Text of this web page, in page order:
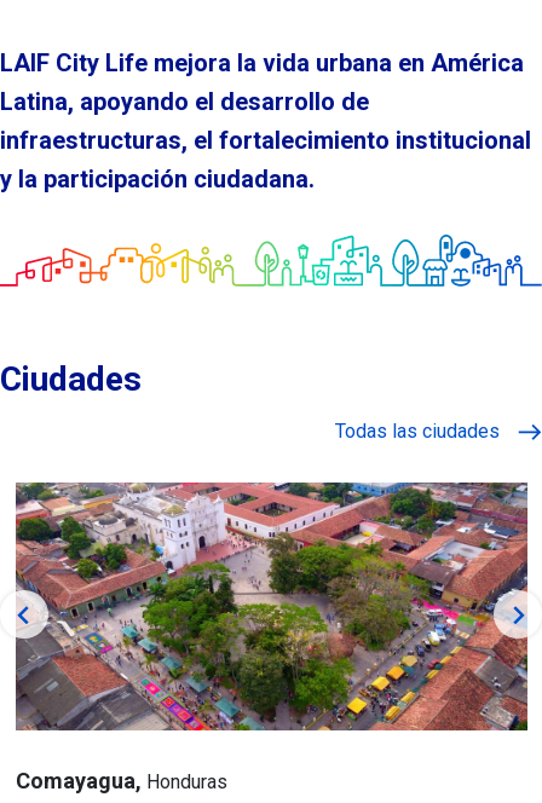
LAIF City Life mejora la vida urbana en América
Latina, apoyando el desarrollo de
infraestructuras, el fortalecimiento institucional
y la participación ciudadana.
Ciudades
Todas las ciudades
Comayagua, Honduras